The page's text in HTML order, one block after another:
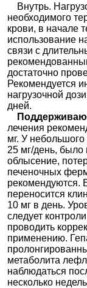
Внутрь.
необходимого
крови, в начале
использование
связи с
достаточно
Рекомендуется
нагрузочной
дней.
лечения
мг. У
25 мг/день,
облысение,
печеночных
рекомендуются.
переносится
10 мг в день.
следует
проводить
применению.
метаболита
наблюдаться
несколько